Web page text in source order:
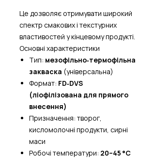
Це дозволяє отримувати широкий
спектр смакових і текстурних
властивостей у кінцевому продукті.
Основні характеристики
Тип: мезофільно‑термофільна
закваска (універсальна)
Формат: FD‑DVS
(ліофілізована для прямого
внесення)
Призначення: творог,
кисломолочні продукти, сирні
маси
Робочі температури: 20–45 °C